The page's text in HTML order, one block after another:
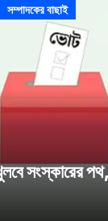
সম্পাদকের বাছাই
সংস্কারের